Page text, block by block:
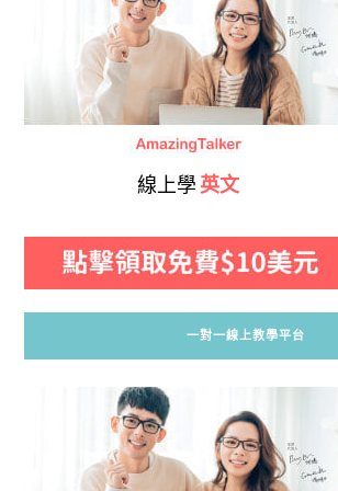
線上學 英文
一對一線上教學平台